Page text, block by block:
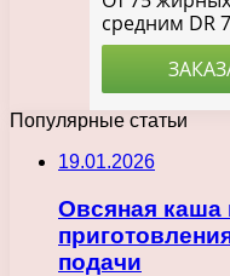
Популярные статьи
19.01.2026
Овсяная
подачи